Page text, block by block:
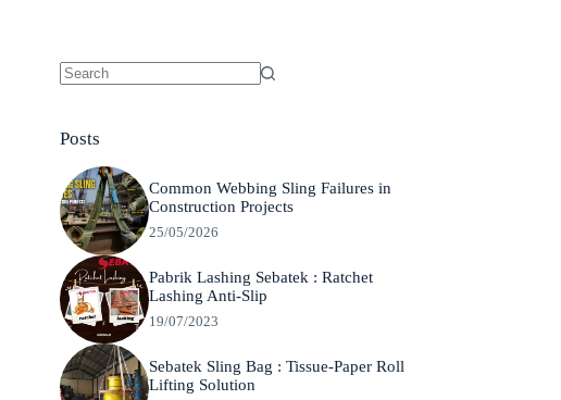
Posts
Common Webbing Sling Failures in
Construction Projects
25/05/2026
Pabrik Lashing Sebatek : Ratchet
Lashing Anti-Slip
19/07/2023
Sebatek Sling Bag : Tissue-Paper Roll
Lifting Solution